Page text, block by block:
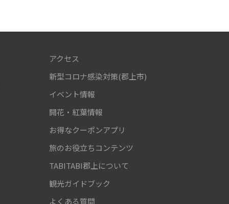
アクセス
新型コロナ感染対策(郡上市)
イベント情報
開花・紅葉情報
お得なクーポンアプリ
旅のお役立ちコンテンツ
TABITABI郡上について
観光ガイドブック
よくある質問